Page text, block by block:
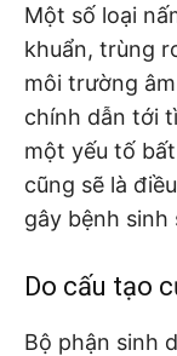
Một số loại
khuẩn, trùng
môi trường
chính dẫn tới
một yếu tố
cũng sẽ là
gây bệnh sinh
Do cấu tạo
Bộ phận sinh